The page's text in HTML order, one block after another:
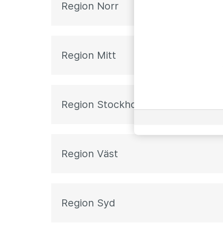
Region Norr
Region Mitt
Region Stockholm
Region Väst
Region Syd